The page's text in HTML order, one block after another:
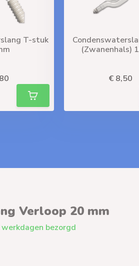
T-stuk
(Zwanenhals)
€ 8,50
Verloop 20 mm
bezorgd